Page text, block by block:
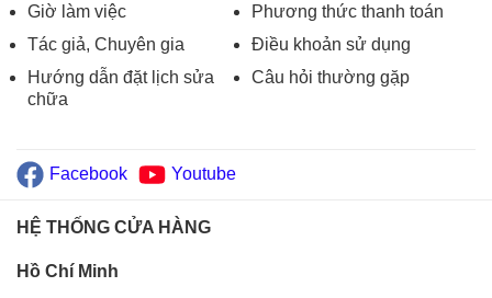
Giờ làm việc
Tác giả, Chuyên gia
Hướng dẫn đặt lịch sửa
chữa
Phương thức thanh toán
Điều khoản sử dụng
Câu hỏi thường gặp
Facebook Youtube
HỆ THỐNG CỬA HÀNG
Hồ Chí Minh